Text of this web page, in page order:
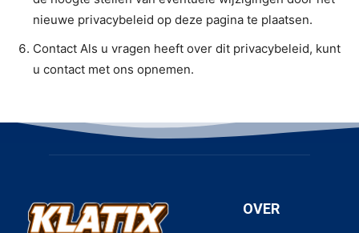
nieuwe privacybeleid op deze pagina te plaatsen.
Contact Als u vragen heeft over dit privacybeleid, kunt
u contact met ons opnemen.
OVER